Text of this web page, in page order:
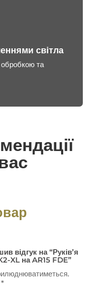
світла
та
відгук на “Руків’я
XL на AR15 FDE”
*